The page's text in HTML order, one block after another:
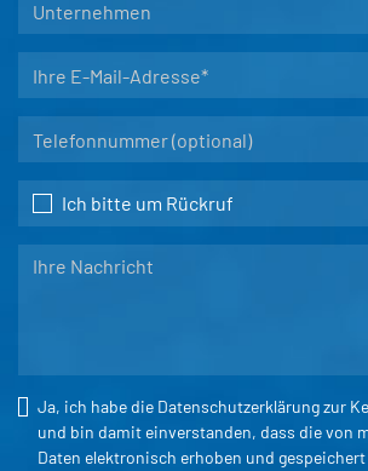
Ich bitte um Rückruf
Ja, ich habe die Datenschutzerklärungzur
und bin damit einverstanden, dass die von
Daten elektronisch erhoben und